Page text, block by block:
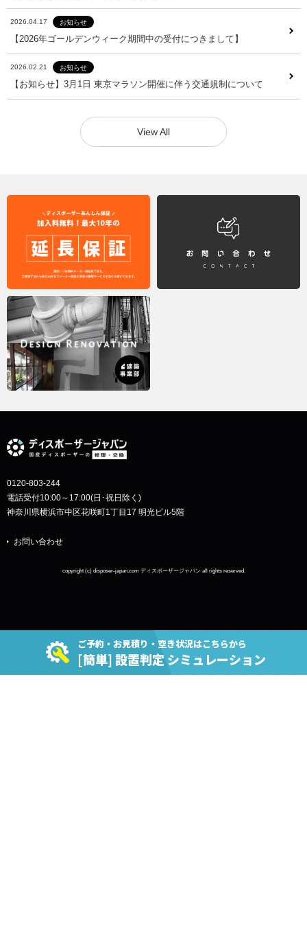
2026.04.17 お知らせ
【2026年ゴールデンウィーク期間中の受付につきまして】
2026.02.21 お知らせ
【お知らせ】3月1日 東京マラソン開催に伴う交通規制について
View All
お知らせ
【2026年ゴールデンウィーク期間中の受付につきまして】
お知らせ
【お知らせ】3月1日 東京マラソン開催に伴う交通規制について
0120-803-244
電話受付10:00～17:00(日･祝日除く)
神奈川県横浜市中区花咲町1丁目17 明光ビル5階
お問い合わせ
copyright (c) disposer-japan.com ディスポーザージャパン all rights reserved.
ご予約・お見積り・空き状況はこちらから
[簡単] 設置判定 シミュレーション